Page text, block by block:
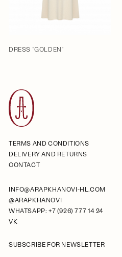
DRESS "GOLDEN"
TERMS AND CONDITIONS
DELIVERY AND RETURNS
CONTACT
INFO@ARAPKHANOVI-HL.COM
@ARAPKHANOVI
WHATSAPP: +7 (926) 777 14 24
VK
SUBSCRIBE FOR NEWSLETTER